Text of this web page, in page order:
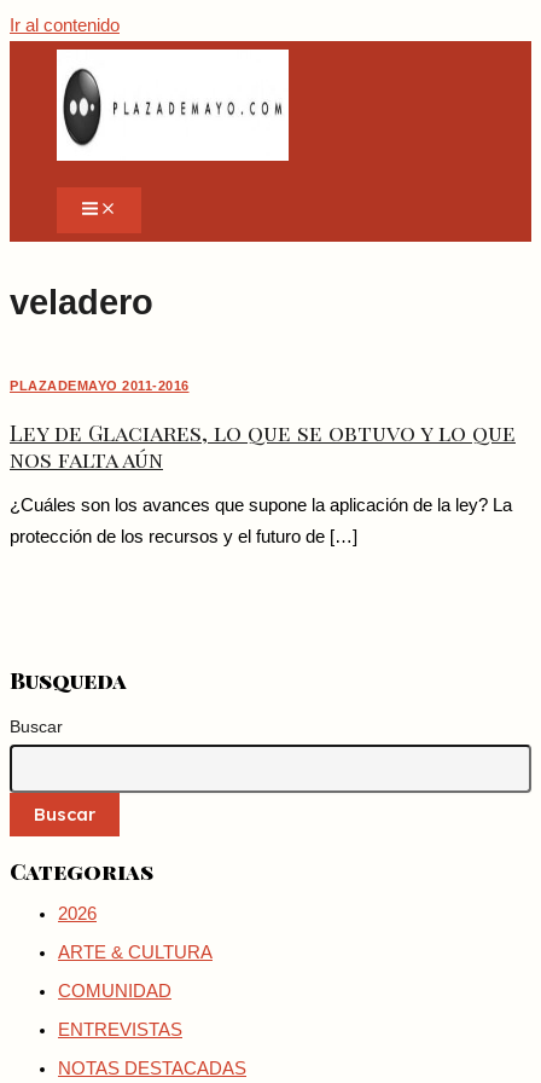
Ir al contenido
veladero
PLAZADEMAYO 2011-2016
Ley de Glaciares, lo que se obtuvo y lo que
nos falta aún
¿Cuáles son los avances que supone la aplicación de la ley? La
protección de los recursos y el futuro de […]
Busqueda
Buscar
Buscar
Categorias
2026
ARTE & CULTURA
COMUNIDAD
ENTREVISTAS
NOTAS DESTACADAS